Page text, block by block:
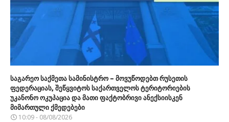
საგარეო საქმეთა სამინისტრო – მოვუწოდებთ რუსეთის
ფედერაციას, შეწყვიტოს საქართველოს ტერიტორიების
უკანონო ოკუპაცია და მათი ფაქტობრივი ანექსიისკენ
მიმართული ქმედებები
10:09 - 08/08/2026